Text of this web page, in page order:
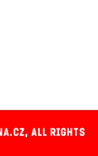
ALL RIGHTS